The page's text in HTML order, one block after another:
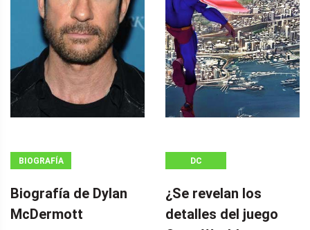
BIOGRAFÍA
Biografía de Dylan
McDermott
DC
¿Se revelan los
detalles del juego